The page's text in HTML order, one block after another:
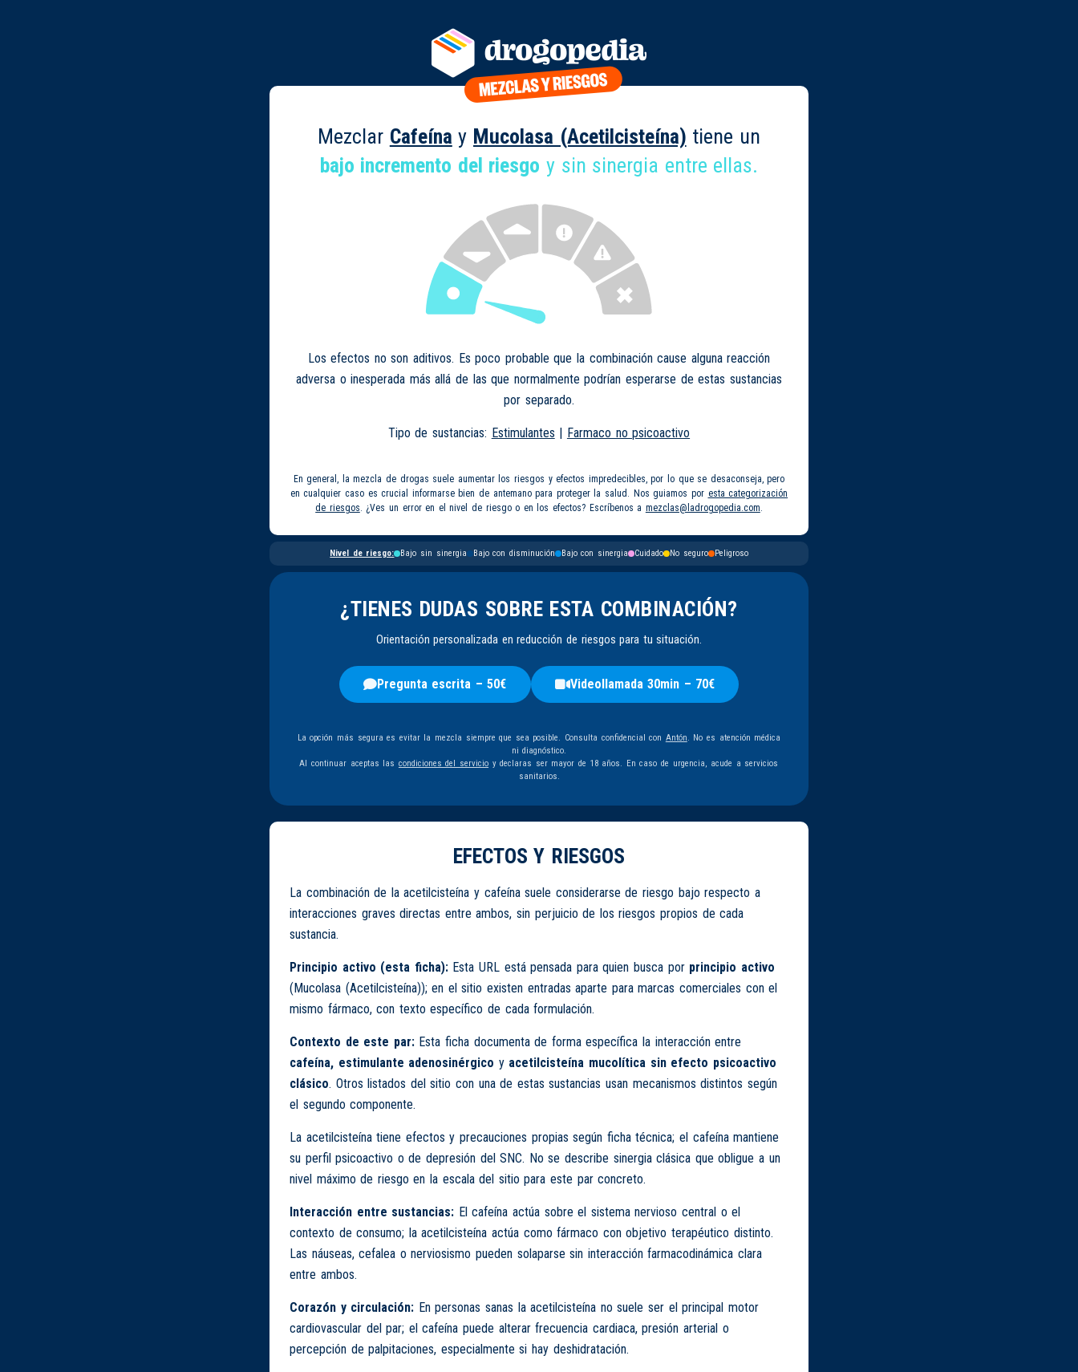
Mezclar Cafeína y Mucolasa (Acetilcisteína) tiene un
bajo incremento del riesgo y sin sinergia entre ellas.
Los efectos no son aditivos. Es poco probable que la combinación cause alguna reacción
adversa o inesperada más allá de las que normalmente podrían esperarse de estas sustancias
por separado.
Tipo de sustancias: Estimulantes | Farmaco no psicoactivo
En general, la mezcla de drogas suele aumentar los riesgos y efectos impredecibles, por lo que se desaconseja, pero
en cualquier caso es crucial informarse bien de antemano para proteger la salud. Nos guiamos por esta categorización
de riesgos. ¿Ves un error en el nivel de riesgo o en los efectos? Escríbenos a mezclas@ladrogopedia.com.
Nivel de riesgo: Bajo sin sinergia Bajo con disminución Bajo con sinergia Cuidado No seguro Peligroso
¿TIENES DUDAS SOBRE ESTA COMBINACIÓN?
Orientación personalizada en reducción de riesgos para tu situación.
Pregunta escrita – 50€ Videollamada 30min – 70€
La opción más segura es evitar la mezcla siempre que sea posible. Consulta confidencial con Antón. No es atención médica
ni diagnóstico.
Al continuar aceptas las condiciones del servicio y declaras ser mayor de 18 años. En caso de urgencia, acude a servicios
sanitarios.
EFECTOS Y RIESGOS
La combinación de la acetilcisteína y cafeína suele considerarse de riesgo bajo respecto a
interacciones graves directas entre ambos, sin perjuicio de los riesgos propios de cada
sustancia.
Principio activo (esta ficha):Esta URL está pensada para quien busca por principio activo
(Mucolasa (Acetilcisteína)); en el sitio existen entradas aparte para marcas comerciales con el
mismo fármaco, con texto específico de cada formulación.
Contexto de este par:Esta ficha documenta de forma específica la interacción entre
cafeína, estimulante adenosinérgico y acetilcisteína mucolítica sin efecto psicoactivo
clásico. Otros listados del sitio con una de estas sustancias usan mecanismos distintos según
el segundo componente.
La acetilcisteína tiene efectos y precauciones propias según ficha técnica; el cafeína mantiene
su perfil psicoactivo o de depresión del SNC. No se describe sinergia clásica que obligue a un
nivel máximo de riesgo en la escala del sitio para este par concreto.
Interacción entre sustancias: El cafeína actúa sobre el sistema nervioso central o el
contexto de consumo; la acetilcisteína actúa como fármaco con objetivo terapéutico distinto.
Las náuseas, cefalea o nerviosismo pueden solaparse sin interacción farmacodinámica clara
entre ambos.
Corazón y circulación: En personas sanas la acetilcisteína no suele ser el principal motor
cardiovascular del par; el cafeína puede alterar frecuencia cardiaca, presión arterial o
percepción de palpitaciones, especialmente si hay deshidratación.